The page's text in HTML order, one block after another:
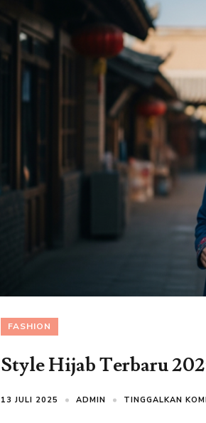
FASHION
Style Hijab Terbaru
13 JULI 2025 ADMIN TINGGALKAN